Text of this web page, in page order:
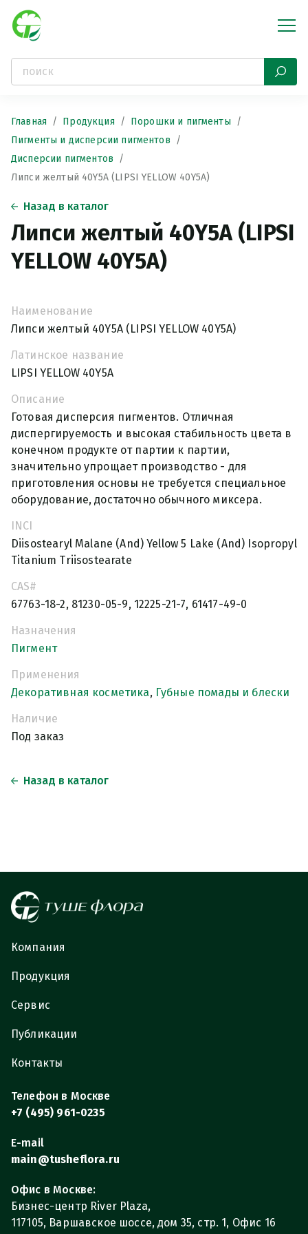
Главная Продукция
Порошки и пигменты
Пигменты и дисперсии пигментов
Дисперсии пигментов
Липси желтый 40Y5A (LIPSI YELLOW 40Y5A)
Назад в каталог
Липси желтый 40Y5A (LIPSI
YELLOW 40Y5A)
Наименование
Липси желтый 40Y5A (LIPSI YELLOW 40Y5A)
Латинское название
LIPSI YELLOW 40Y5A
Описание
Готовая дисперсия пигментов. Отличная
диспергируемость и высокая стабильность цвета в
конечном продукте от партии к партии,
значительно упрощает производство - для
приготовления основы не требуется специальное
оборудование, достаточно обычного миксера.
INCI
Diisostearyl Malane (And) Yellow 5 Lake (And) Isopropyl
Titanium Triisostearate
CAS#
67763-18-2, 81230-05-9, 12225-21-7, 61417-49-0
Назначения
Пигмент
Применения
Декоративная косметика, Губные помады и блески
Наличие
Под заказ
Назад в каталог
Компания
Продукция
Сервис
Публикации
Контакты
Телефон в Москве
+7 (495) 961-0235
E-mail
main@tusheflora.ru
Офис в Москве:
Бизнес-центр River Plaza,
117105, Варшавское шоссе, дом 35, стр. 1, Офис 16